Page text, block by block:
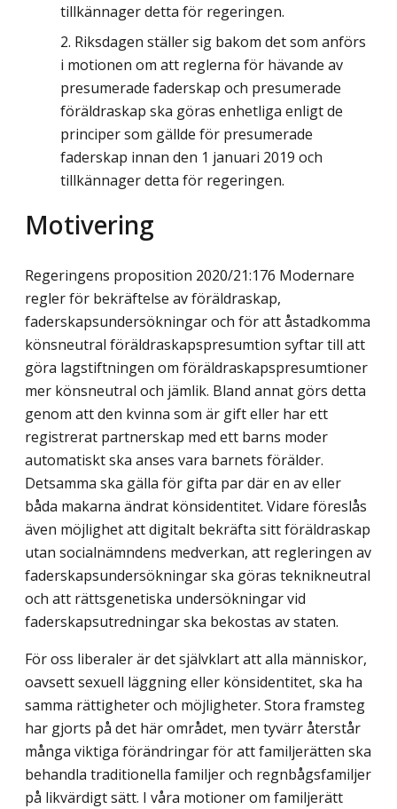
tillkännager detta för regeringen.
Riksdagen ställer sig bakom det som anförs
i motionen om att reglerna för hävande av
presumerade faderskap och presumerade
föräldraskap ska göras enhetliga enligt de
principer som gällde för presumerade
faderskap innan den 1 januari 2019 och
tillkännager detta för regeringen.
Motivering
Regeringens proposition 2020/21:176 Modernare
regler för bekräftelse av föräldraskap,
faderskapsundersökningar och för att åstadkomma
könsneutral föräldraskapspresumtion syftar till att
göra lagstiftningen om föräldraskapspresumtioner
mer könsneutral och jämlik. Bland annat görs detta
genom att den kvinna som är gift eller har ett
registrerat partnerskap med ett barns moder
automatiskt ska anses vara barnets förälder.
Detsamma ska gälla för gifta par där en av eller
båda makarna ändrat könsidentitet. Vidare föreslås
även möjlighet att digitalt bekräfta sitt föräldraskap
utan socialnämndens medverkan, att regleringen av
faderskapsundersökningar ska göras teknikneutral
och att rättsgenetiska undersökningar vid
faderskapsutredningar ska bekostas av staten.
För oss liberaler är det självklart att alla människor,
oavsett sexuell läggning eller könsidentitet, ska ha
samma rättigheter och möjligheter. Stora framsteg
har gjorts på det här området, men tyvärr återstår
många viktiga förändringar för att familjerätten ska
be­handla traditionella familjer och regnbågsfamiljer
på likvärdigt sätt. I våra motioner om familjerätt